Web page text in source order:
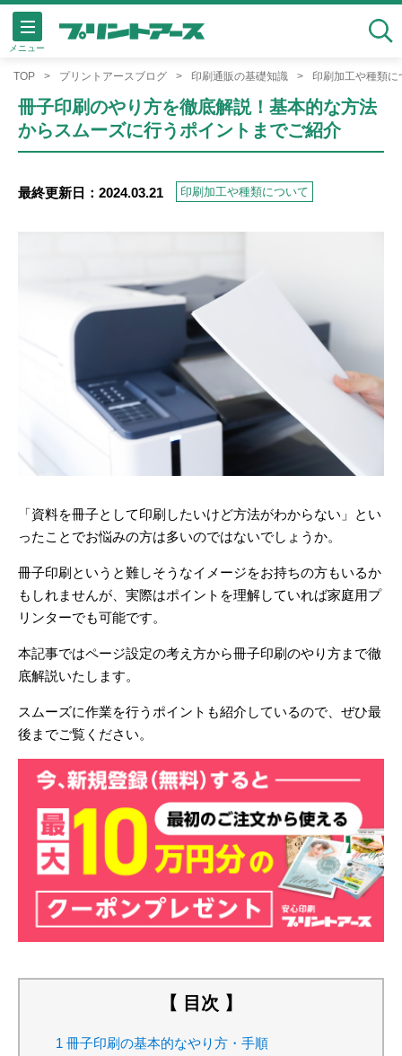
メニュー
TOP プリントアースブログ 印刷通販の基礎知識 印刷加工や種類に
冊子印刷のやり方を徹底解説！基本的な方法
からスムーズに行うポイントまでご紹介
最終更新日：2024.03.21 印刷加工や種類について
「資料を冊子として印刷したいけど方法がわからない」とい
ったことでお悩みの方は多いのではないでしょうか。
冊子印刷というと難しそうなイメージをお持ちの方もいるか
もしれませんが、実際はポイントを理解していれば家庭用プ
リンターでも可能です。
本記事ではページ設定の考え方から冊子印刷のやり方まで徹
底解説いたします。
スムーズに作業を行うポイントも紹介しているので、ぜひ最
後までご覧ください。
【 目次 】
1 冊子印刷の基本的なやり方・手順